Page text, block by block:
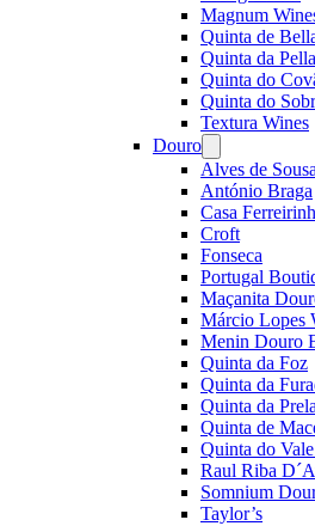
Magnum
Quinta de
Quinta da
Quinta do
Quinta do
Textura Wines
Douro
menu
Alves de Sousa
António Braga
Casa
Croft
Fonseca
Portugal
Maçanita
Márcio Lopes
Menin Douro
Quinta da Foz
Quinta da
Quinta da
Quinta de
Quinta do
Raul Riba
Somnium
Taylor’s